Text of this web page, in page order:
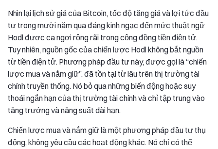
Nhìn lại lịch sử giá của Bitcoin, tốc độ tăng giá và lợi tức đầu
tư trong mười năm qua đáng kinh ngạc đến mức thuật ngữ
Hodl được ca ngợi rộng rãi trong cộng đồng tiền điện tử.
Tuy nhiên, nguồn gốc của chiến lược Hodl không bắt nguồn
từ tiền điện tử. Phương pháp đầu tư này, được gọi là “chiến
lược mua và nắm giữ”, đã tồn tại từ lâu trên thị trường tài
chính truyền thống. Nó bỏ qua những biến động hoặc suy
thoái ngắn hạn của thị trường tài chính và chỉ tập trung vào
tăng trưởng và năng suất dài hạn.
Chiến lược mua và nắm giữ là một phương pháp đầu tư thụ
động, không yêu cầu các hoạt động khác. Nó chỉ có thể